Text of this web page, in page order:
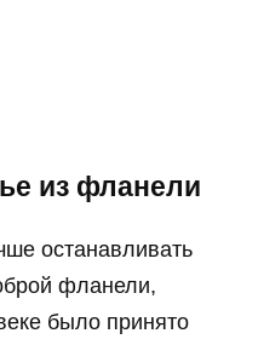
из фланели
останавливать
фланели,
было принято